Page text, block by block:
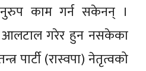
काम गर्न सकेनन् ।
आलटाल गरेर हुन नसकेका
पार्टी (रास्वपा) नेतृत्वको